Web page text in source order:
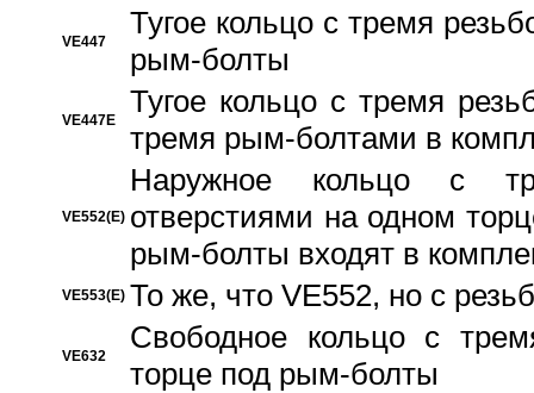
VE447
Тугое кольцо с тремя
рым-болты
VE447E
Тугое кольцо с тремя
тремя рым-болтами в
VE552(E)
Наружное кольцо с
отверстиями на одном
рым-болты входят в
VE553(E) То же, что VE552, но с
VE632
Свободное кольцо с
торце под рым-болты